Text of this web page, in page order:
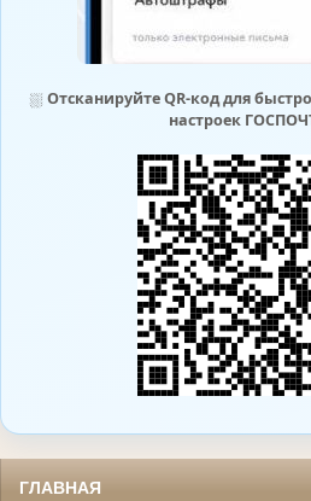
⛆ Отсканируйте QR-код для
настроек
ГЛАВНАЯ